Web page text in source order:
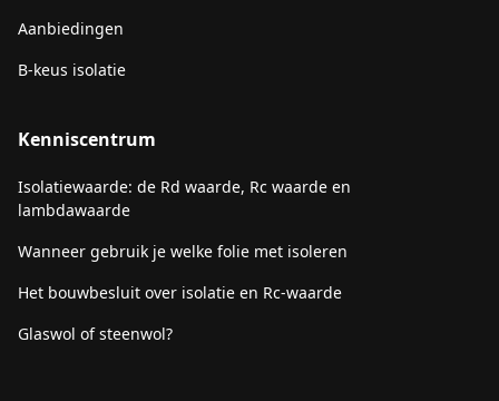
Aanbiedingen
B-keus isolatie
Kenniscentrum
Isolatiewaarde: de Rd waarde, Rc waarde en
lambdawaarde
Wanneer gebruik je welke folie met isoleren
Het bouwbesluit over isolatie en Rc-waarde
Glaswol of steenwol?